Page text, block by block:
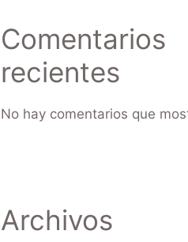
Comentarios
recientes
No hay comentarios que
Archivos